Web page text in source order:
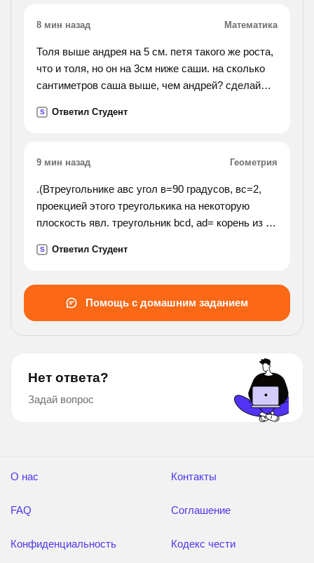
8 мин назад Математика
Толя выше андрея на 5 см. петя такого же роста,
что и толя, но он на 3см ниже саши. на сколько
сантиметров саша выше, чем андрей? сделай
S Ответил Студент
9 мин назад Геометрия
.(Втреугольнике авс угол в=90 градусов, вс=2,
проекцией этого треуголькика на некоторую
плоскость явл. треугольник bcd, ad= корень из 2,
S Ответил Студент
Помощь с домашним заданием
Нет ответа?
Задай вопрос
О нас
FAQ
Конфиденциальность
Контакты
Соглашение
Кодекс чести